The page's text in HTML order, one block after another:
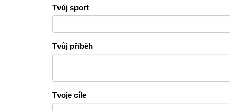
Tvůj sport
Tvůj příběh
Tvoje cíle